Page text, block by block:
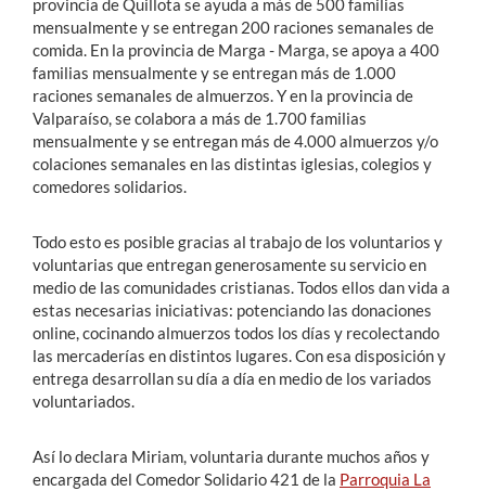
provincia de Quillota se ayuda a más de 500 familias
mensualmente y se entregan 200 raciones semanales de
comida. En la provincia de Marga - Marga, se apoya a 400
familias mensualmente y se entregan más de 1.000
raciones semanales de almuerzos. Y en la provincia de
Valparaíso, se colabora a más de 1.700 familias
mensualmente y se entregan más de 4.000 almuerzos y/o
colaciones semanales en las distintas iglesias, colegios y
comedores solidarios.
Todo esto es posible gracias al trabajo de los voluntarios y
voluntarias que entregan generosamente su servicio en
medio de las comunidades cristianas. Todos ellos dan vida a
estas necesarias iniciativas: potenciando las donaciones
online, cocinando almuerzos todos los días y recolectando
las mercaderías en distintos lugares. Con esa disposición y
entrega desarrollan su día a día en medio de los variados
voluntariados.
Así lo declara Miriam, voluntaria durante muchos años y
encargada del Comedor Solidario 421 de la Parroquia La